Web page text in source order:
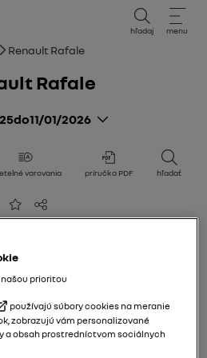
hľadaj menu
Renault Rafale
Rafale
do11/01/2026
varovania príručka PDF hľadať
Pridať k obľúbeným
Zdieľajte
prioritou
používajú súbory cookies na meranie
zobrazujú vám personalizované
a obsah prostredníctvom sociálnych